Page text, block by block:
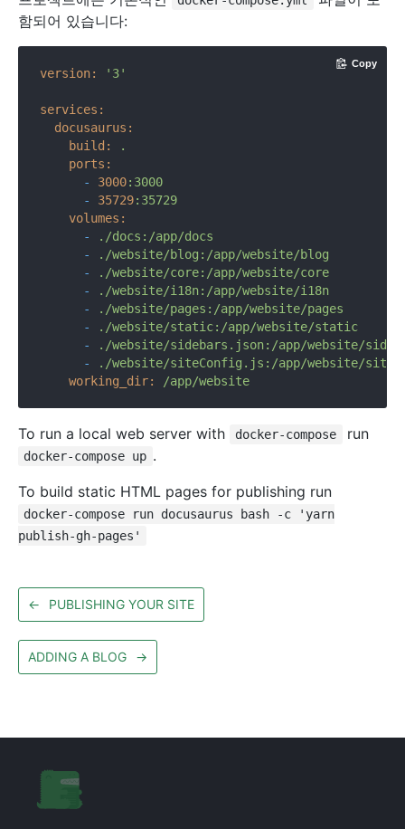
함되어 있습니다:
version: '3'
services:
docusaurus:
build:
.
ports:
-
3000:3000
-
35729:35729
volumes:
-
./docs:/app/docs
-
./website/blog:/app/website/blog
-
./website/core:/app/website/core
-
./website/i18n:/app/website/i18n
-
./website/pages:/app/website/pages
-
./website/static:/app/website/static
-
./website/sidebars.json:/app/website/
-
./website/siteConfig.js:/app/website/
working_dir:
/app/website
Copy
To run a local web server with docker-compose run
docker-compose up .
To build static HTML pages for publishing run
docker-compose run docusaurus bash -c 'yarn
publish-gh-pages'
← PUBLISHING YOUR SITE
ADDING A BLOG →